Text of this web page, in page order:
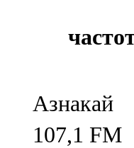
Азнакай
107,1 FM